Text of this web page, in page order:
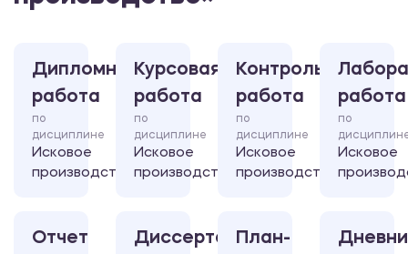
Дипломная
работа
по
дисциплине
Исковое
производство
Курсовая
работа
по
дисциплине
Исковое
производство
Контрольная
работа
по
дисциплине
Исковое
производство
работа
по
Исковое
Отчет
ДиссертацияПлан-